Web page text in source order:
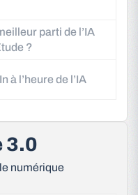
parti de l’IA
?
à l’heure de l’IA
3.0
numérique